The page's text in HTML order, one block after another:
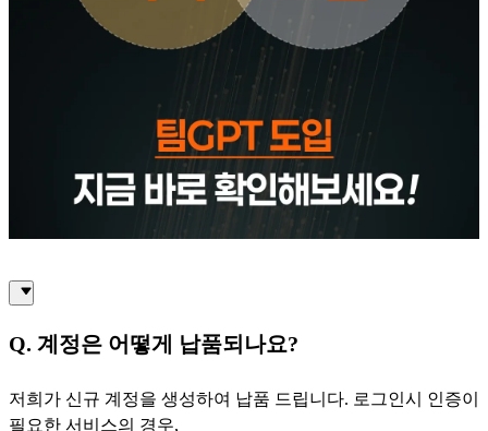
Q. 계정은 어떻게 납품되나요?
저희가 신규 계정을 생성하여 납품 드립니다. 로그인시 인증이
필요한 서비스의 경우,